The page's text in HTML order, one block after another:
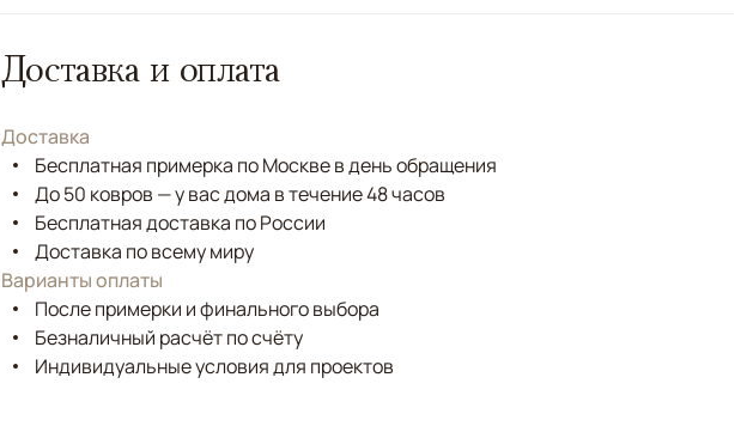
Доставка и оплата
Доставка
Бесплатная примерка по Москве в день обращения
До 50 ковров — у вас дома в течение 48 часов
Бесплатная доставка по России
Доставка по всему миру
Варианты оплаты
После примерки и финального выбора
Безналичный расчёт по счёту
Индивидуальные условия для проектов